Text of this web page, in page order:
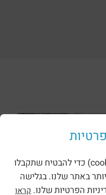
אנו משתמשים בעוגיות (cookies) כדי להבטיח שתקבלו
באתר שלנו. בגלישה
הפרטיות שלנו. קראו